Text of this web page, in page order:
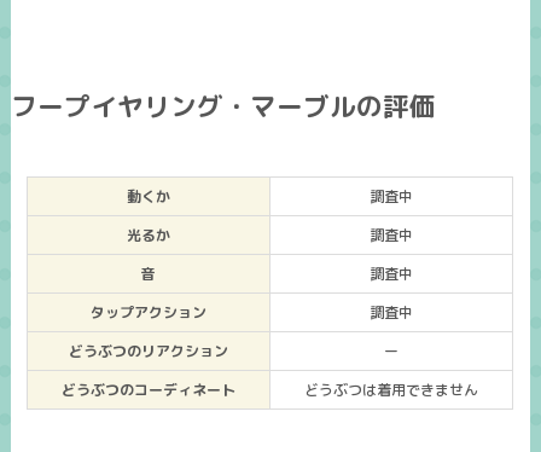
フープイヤリング・マーブルの評価
動くか
調査中
光るか
調査中
音
調査中
タップアクション
調査中
どうぶつのリアクション
ー
どうぶつのコーディネート
どうぶつは着用できません